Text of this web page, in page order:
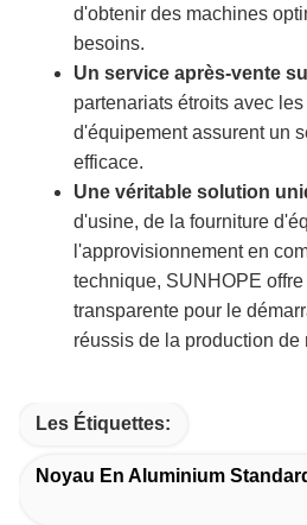
d'obtenir des machines
besoins.
Un service après-vente
partenariats étroits avec
d'équipement assurent un
efficace.
Une véritable solution
d'usine, de la fourniture
l'approvisionnement en
technique, SUNHOPE
transparente pour le
réussis de la production de
Les Étiquettes:
Noyau En Aluminium